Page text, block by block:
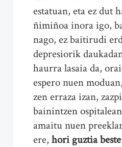
estatuan, eta ez dut
ñimiñoa inora igo,
nago, ez baitirudi
depresiorik
haurra lasaia da,
espero nuen
zen erraza izan,
bainintzen
amaitu nuen
ere, hori guztia